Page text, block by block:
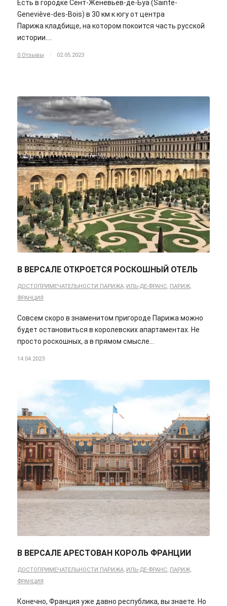
Есть в городке Сент-Женевьев-де-Буа (Sainte-
Geneviève-des-Bois) в 30 км к югу от центра
Парижа кладбище, на котором покоится часть русской
истории.…
0 Отзывы / 02.05.2023
В ВЕРСАЛЕ ОТКРОЕТСЯ РОСКОШНЫЙ ОТЕЛЬ
ДОСТОПРИМЕЧАТЕЛЬНОСТИ ПАРИЖА, ИЛЬ-ДЕ-ФРАНС, ПАРИЖ,
ФРАНЦИЯ
Совсем скоро в знаменитом пригороде Парижа можно
будет остановиться в королевских апартаментах. Не
просто роскошных, а в прямом смысле…
14.04.2023
В ВЕРСАЛЕ АРЕСТОВАН КОРОЛЬ ФРАНЦИИ
ДОСТОПРИМЕЧАТЕЛЬНОСТИ ПАРИЖА, ИЛЬ-ДЕ-ФРАНС, ПАРИЖ,
ФРАНЦИЯ
Конечно, Франция уже давно республика, вы знаете. Но